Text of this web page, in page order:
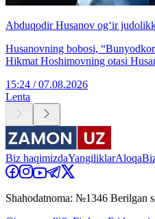
Abduqodir Husanov og‘ir
Husanovning bobosi,
Hikmat Hoshimovning otasi
15:24 / 07.08.2026
Lenta
Biz haqimizdaYangiliklarAloqa
Shahodatnoma: №1346 Berilgan